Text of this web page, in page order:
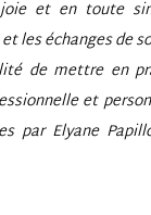
joie et en toute
les échanges de
de mettre en
et
par Elyane